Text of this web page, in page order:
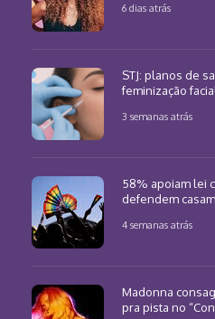
6 dias atrás
STJ: planos de
feminização
3 semanas atrás
58% apoiam lei
defendem
4 semanas atrás
Madonna
pra pista no